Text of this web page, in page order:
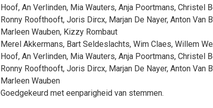
Hoof, An Verlinden, Mia Wauters, Anja Poortmans, Christel
Ronny Roofthooft, Joris Dircx, Marjan De Nayer, Anton Van
Marleen Wauben, Kizzy Rombaut
Merel Akkermans, Bart Seldeslachts, Wim Claes, Willem
Hoof, An Verlinden, Mia Wauters, Anja Poortmans, Christel
Ronny Roofthooft, Joris Dircx, Marjan De Nayer, Anton Van
Marleen Wauben
Goedgekeurd met eenparigheid van stemmen.